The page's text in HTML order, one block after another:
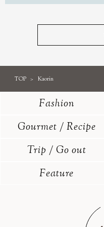
TOP Kaorin
Fashion
Gourmet / Recipe
Trip / Go out
Feature